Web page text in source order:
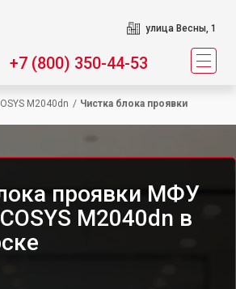
улица Весны, 1
+7 (800) 350-44-53
M2040dn / Чистка блока проявки
проявки МФУ
M2040dn в